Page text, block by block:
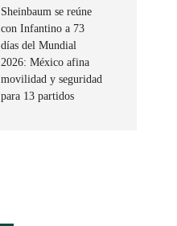
Sheinbaum se reúne
con Infantino a 73
días del Mundial
2026: México afina
movilidad y seguridad
para 13 partidos